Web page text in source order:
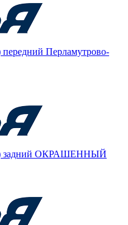
Перламутрово-
задний ОКРАШЕННЫЙ